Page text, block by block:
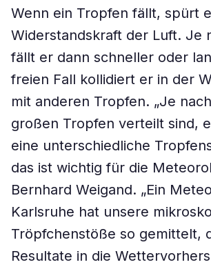
Wenn ein Tropfen fällt, spürt
Widerstandskraft der Luft. Je
fällt er dann schneller oder
freien Fall kollidiert er in der
mit anderen Tropfen. „Je
großen Tropfen verteilt sind,
eine unterschiedliche
das ist wichtig für die
Bernhard Weigand. „Ein
Karlsruhe hat unsere
Tröpfchenstöße so gemittelt,
Resultate in die